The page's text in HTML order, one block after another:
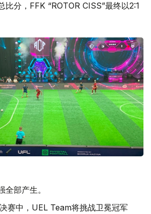
比分，FFK “ROTOR CISS”最终以2:1
部产生。
赛中，UEL Team将挑战卫冕冠军